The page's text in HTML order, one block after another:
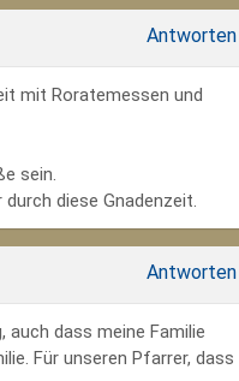
Antworten
mit Roratemessen und
sein.
diese Gnadenzeit.
Antworten
auch dass meine Familie
Für unseren Pfarrer, dass